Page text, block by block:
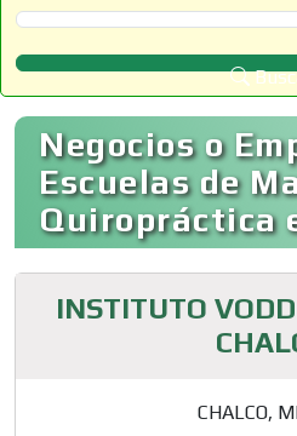
Selecciona un Municipio
Negocios o
Escuelas de
Quiropráctica
INSTITUTO
CHALCO,